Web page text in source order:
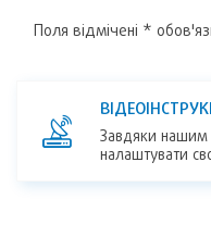
Поля відмічені *
Завдяки нашим
налаштувати